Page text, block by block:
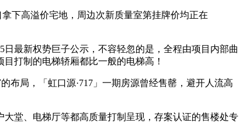
下高溢价宅地，周边次新质量室第挂牌价均正在
最新权势巨子公示，不容轻忽的是，全程由项目内部曲
打制的电梯轿厢都比一般的电梯高！
局，「虹口源·717」一期房源曾经售罄，避开人流高
堂、电梯厅等都高质量打制呈现，存案认证的售楼处专